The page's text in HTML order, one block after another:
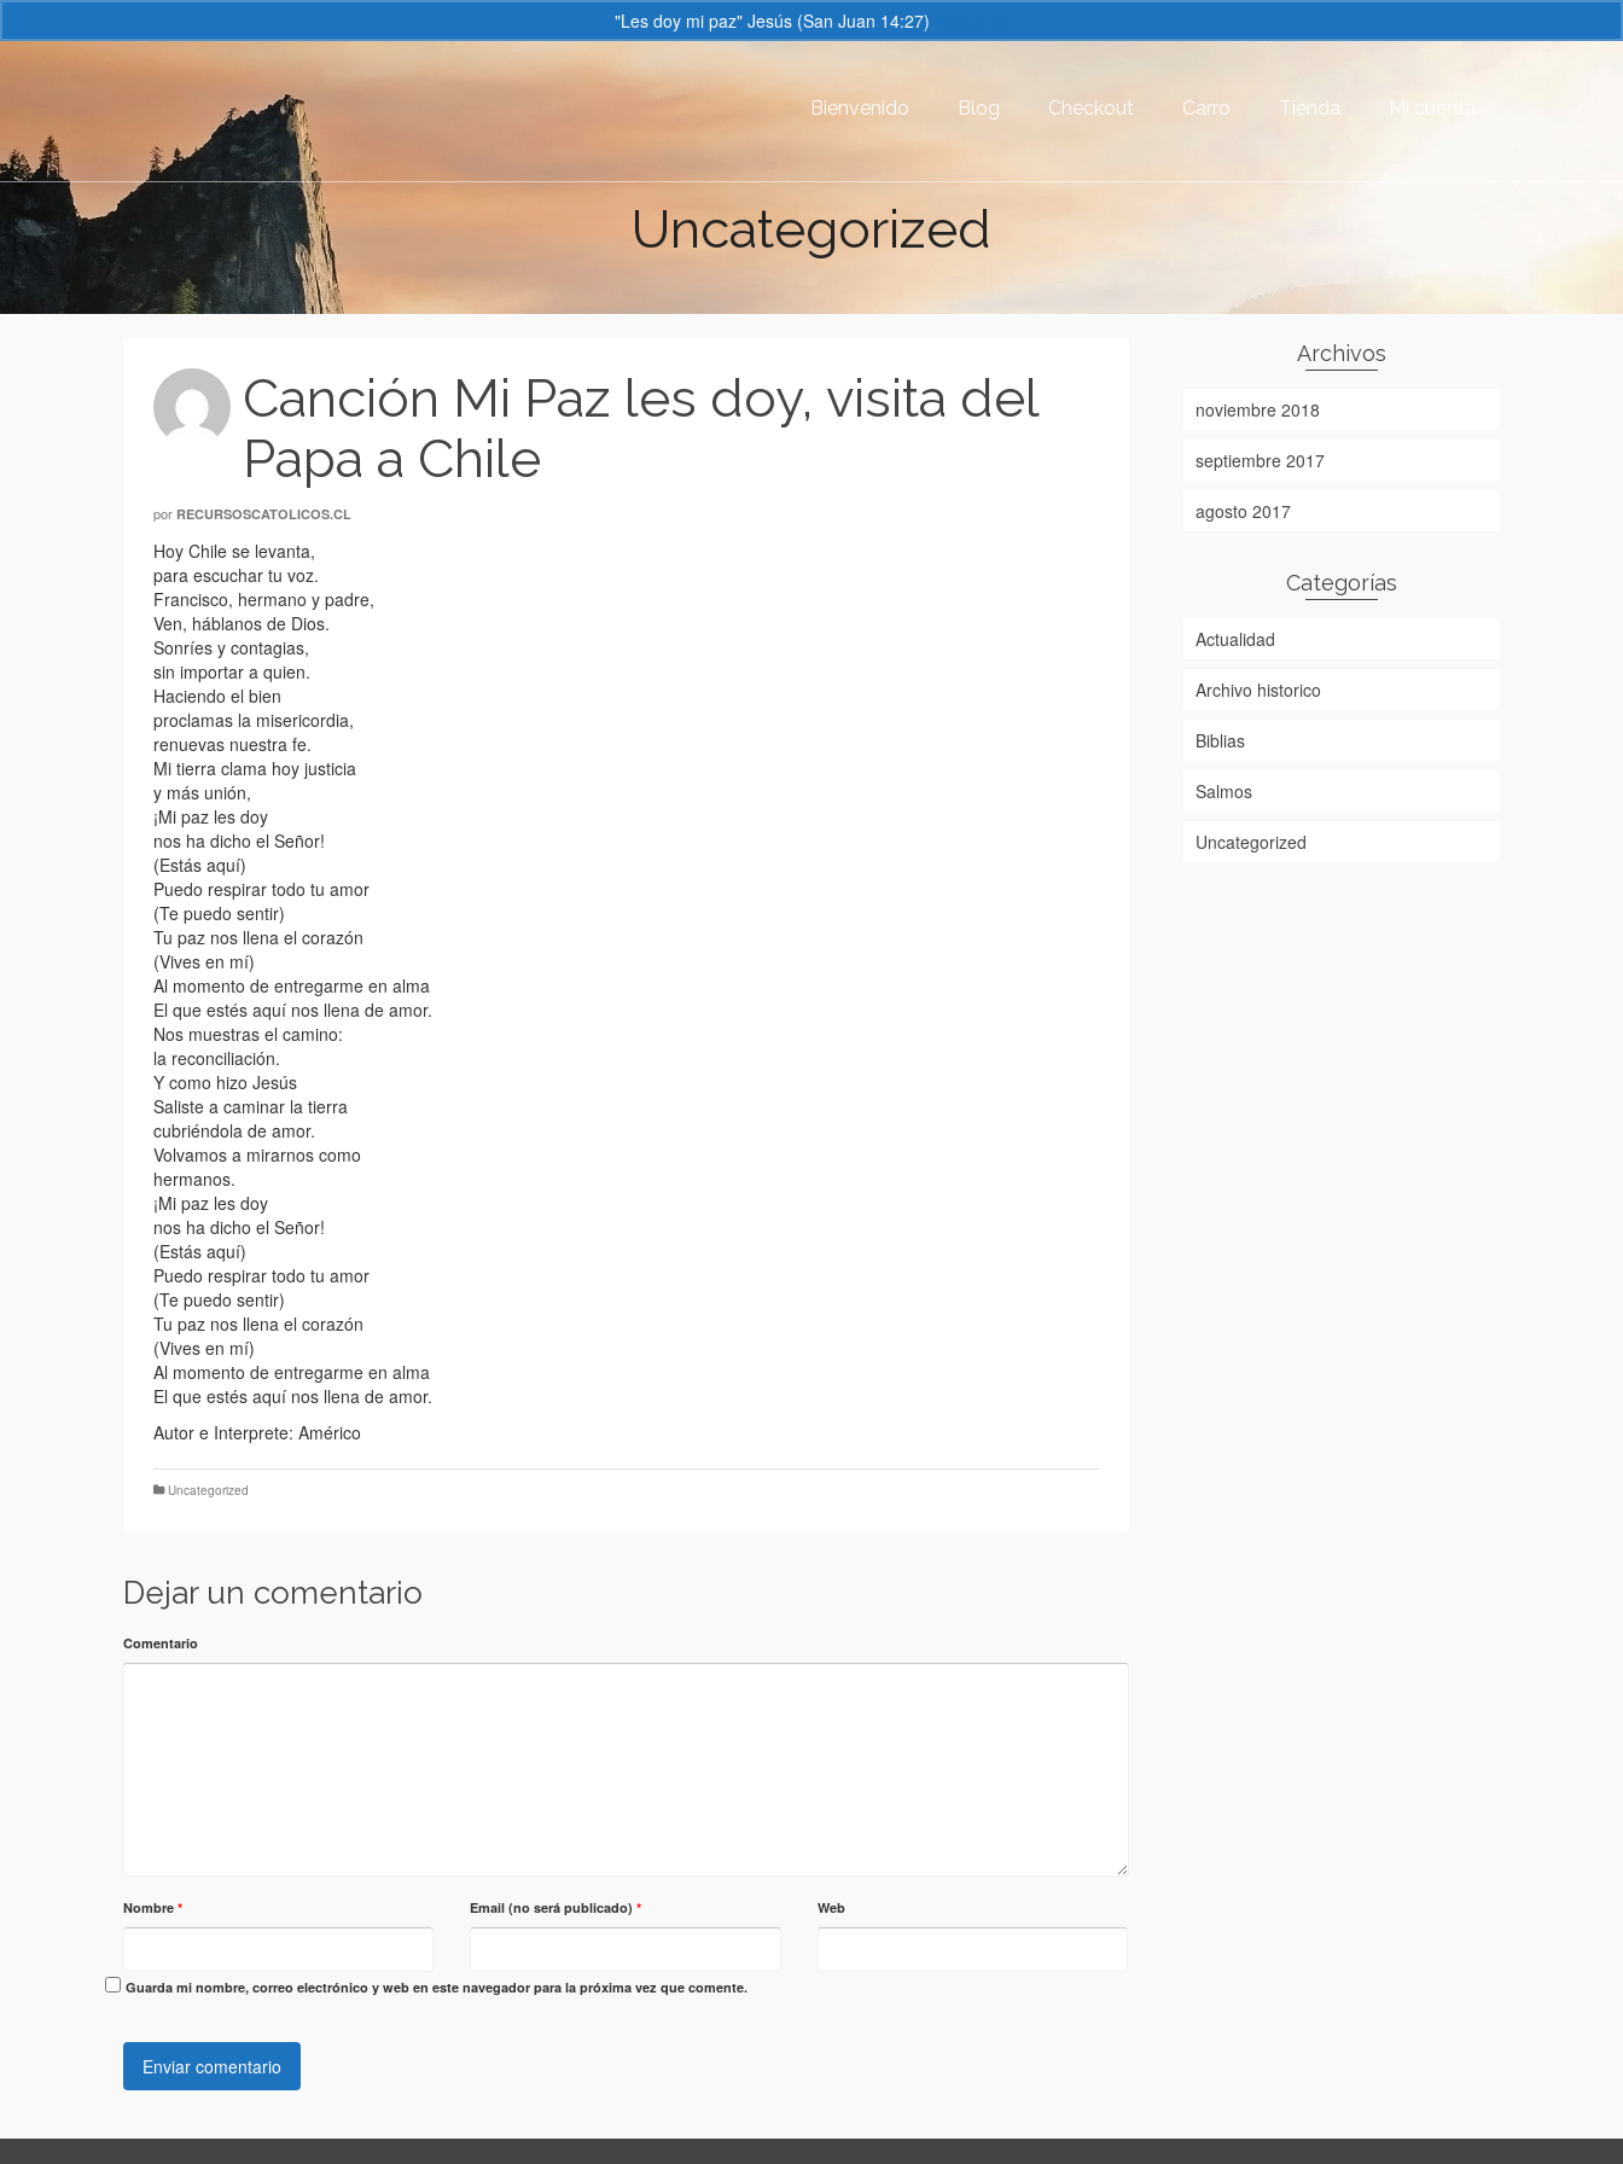
"Les doy mi paz" Jesús (San Juan 14:27)
Bienvenido Blog Checkout Carro Tienda Mi cuenta
Uncategorized
Canción Mi Paz les doy, visita del
Papa a Chile
por RECURSOSCATOLICOS.CL
Hoy Chile se levanta,
para escuchar tu voz.
Francisco, hermano y padre,
Ven, háblanos de Dios.
Sonríes y contagias,
sin importar a quien.
Haciendo el bien
proclamas la misericordia,
renuevas nuestra fe.
Mi tierra clama hoy justicia
y más unión,
¡Mi paz les doy
nos ha dicho el Señor!
(Estás aquí)
Puedo respirar todo tu amor
(Te puedo sentir)
Tu paz nos llena el corazón
(Vives en mí)
Al momento de entregarme en alma
El que estés aquí nos llena de amor.
Nos muestras el camino:
la reconciliación.
Y como hizo Jesús
Saliste a caminar la tierra
cubriéndola de amor.
Volvamos a mirarnos como
hermanos.
¡Mi paz les doy
nos ha dicho el Señor!
(Estás aquí)
Puedo respirar todo tu amor
(Te puedo sentir)
Tu paz nos llena el corazón
(Vives en mí)
Al momento de entregarme en alma
El que estés aquí nos llena de amor.
Autor e Interprete: Américo
Uncategorized
Dejar un comentario
Comentario
Nombre * Email (no será publicado)* Web
Guarda mi nombre, correo electrónico y web en este navegador para la próxima vez que comente.
Archivos
noviembre 2018
septiembre 2017
agosto 2017
Categorías
Actualidad
Archivo historico
Biblias
Salmos
Uncategorized